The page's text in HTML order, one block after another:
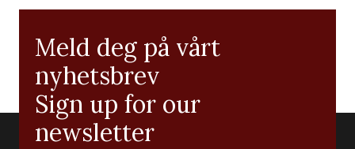
Meld deg på vårt
nyhetsbrev
Sign up for our
newsletter